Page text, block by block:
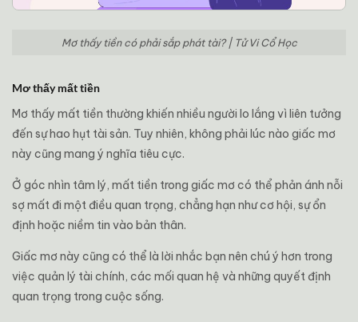
Mơ thấy tiền có phải sắp phát tài? | Tử Vi Cổ Học
Mơ thấy mất tiền
Mơ thấy mất tiền thường khiến nhiều người lo lắng vì liên tưởng
đến sự hao hụt tài sản. Tuy nhiên, không phải lúc nào giấc mơ
này cũng mang ý nghĩa tiêu cực.
Ở góc nhìn tâm lý, mất tiền trong giấc mơ có thể phản ánh nỗi
sợ mất đi một điều quan trọng, chẳng hạn như cơ hội, sự ổn
định hoặc niềm tin vào bản thân.
Giấc mơ này cũng có thể là lời nhắc bạn nên chú ý hơn trong
việc quản lý tài chính, các mối quan hệ và những quyết định
quan trọng trong cuộc sống.